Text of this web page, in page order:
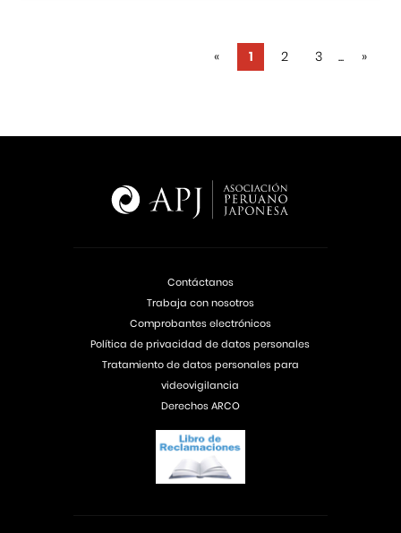
« 1 2 3 ... »
Contáctanos
Trabaja con nosotros
Comprobantes electrónicos
Política de privacidad de datos personales
Tratamiento de datos personales para
videovigilancia
Derechos ARCO